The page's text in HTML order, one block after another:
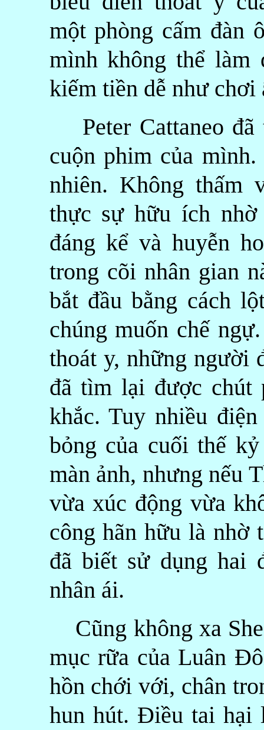
một phòng cấm đàn
mình không thể làm
kiếm tiền dễ như chơi
Peter Cattaneo đã
cuộn phim của
nhiên. Không thấm
thực sự hữu ích
đáng kể và huyễn
trong cõi nhân gian
bắt đầu bằng cách
chúng muốn chế
thoát y, những người
đã tìm lại được chút
khắc. Tuy nhiều
bỏng của cuối thế
màn ảnh, nhưng nếu
vừa xúc động vừa
công hãn hữu là nhờ
đã biết sử dụng hai
nhân ái.
Cũng không xa
mục rữa của Luân
hồn chới với, chân
hun hút. Điều tai hại